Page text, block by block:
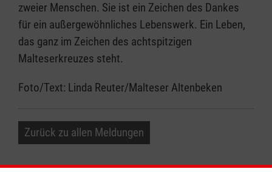
zweier Menschen. Sie ist ein Zeichen des Dankes
für ein außergewöhnliches Lebenswerk. Ein Leben,
das ganz im Zeichen des achtspitzigen
Malteserkreuzes steht.
Foto/Text: Linda Reuter/Malteser Altenbeken
Zurück zu allen Meldungen